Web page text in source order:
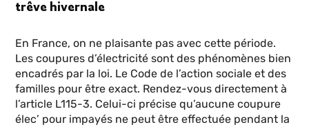
trêve hivernale
En France, on ne plaisante pas avec cette période.
Les coupures d’électricité sont des phénomènes bien
encadrés par la loi. Le Code de l’action sociale et des
familles pour être exact. Rendez-vous directement à
l’article L115-3. Celui-ci précise qu’aucune coupure
élec’ pour impayés ne peut être effectuée pendant la